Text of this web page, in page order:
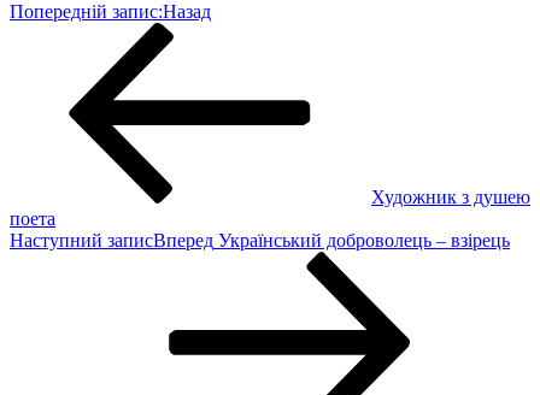
Попередній запис:Назад
Художник з душею
поета
Наступний записВперед Український доброволець – взірець